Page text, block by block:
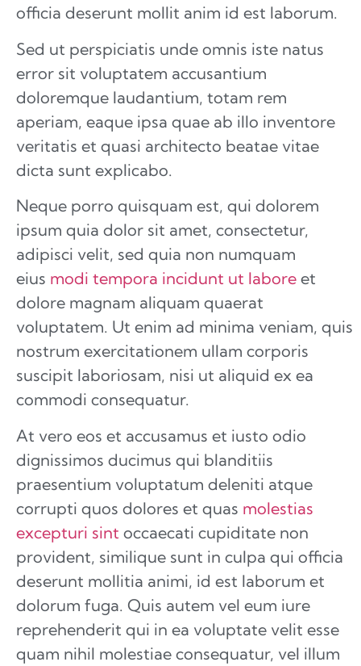
officia deserunt mollit anim id est laborum.
Sed ut perspiciatis unde omnis iste natus
error sit voluptatem accusantium
doloremque laudantium, totam rem
aperiam, eaque ipsa quae ab illo inventore
veritatis et quasi architecto beatae vitae
dicta sunt explicabo.
Neque porro quisquam est, qui dolorem
ipsum quia dolor sit amet, consectetur,
adipisci velit, sed quia non numquam
eius modi tempora incidunt ut labore et
dolore magnam aliquam quaerat
voluptatem. Ut enim ad minima veniam, quis
nostrum exercitationem ullam corporis
suscipit laboriosam, nisi ut aliquid ex ea
commodi consequatur.
At vero eos et accusamus et iusto odio
dignissimos ducimus qui blanditiis
praesentium voluptatum deleniti atque
corrupti quos dolores et quas molestias
excepturi sint occaecati cupiditate non
provident, similique sunt in culpa qui officia
deserunt mollitia animi, id est laborum et
dolorum fuga. Quis autem vel eum iure
reprehenderit qui in ea voluptate velit esse
quam nihil molestiae consequatur, vel illum